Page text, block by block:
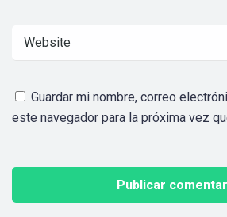
Guardar mi nombre, correo
este navegador para la próxima vez